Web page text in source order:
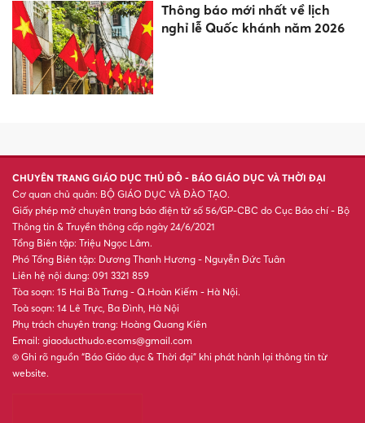
Thông báo mới nhất về lịch
nghỉ lễ Quốc khánh năm 2026
CHUYÊN TRANG GIÁO DỤC THỦ ĐÔ - BÁO GIÁO DỤC VÀ THỜI ĐẠI
Cơ quan chủ quản: BỘ GIÁO DỤC VÀ ĐÀO TẠO.
Giấy phép mở chuyên trang báo điện tử số 56/GP-CBC do Cục Báo chí - Bộ
Thông tin & Truyền thông cấp ngày 24/6/2021
Tổng Biên tập: Triệu Ngọc Lâm.
Phó Tổng Biên tập: Dương Thanh Hương - Nguyễn Đức Tuân
Liên hệ nội dung: 091 3321 859
Tòa soạn: 15 Hai Bà Trưng - Q.Hoàn Kiếm - Hà Nội.
Toà soạn: 14 Lê Trực, Ba Đình, Hà Nội
Phụ trách chuyên trang: Hoàng Quang Kiên
Email: giaoducthudo.ecoms@gmail.com
® Ghi rõ nguồn “Báo Giáo dục & Thời đại” khi phát hành lại thông tin từ
website.